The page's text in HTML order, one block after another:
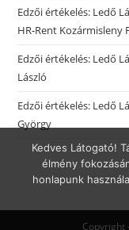
Edzői értékelés: Ledő
HR-Rent Kozármisleny
Edzői értékelés: Ledő
László
Edzői értékelés: Ledő
György
Copyright
Kedves Látogató!
élmény
honlapunk